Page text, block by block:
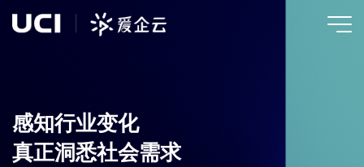
感知行业变化
真正洞悉社会需求